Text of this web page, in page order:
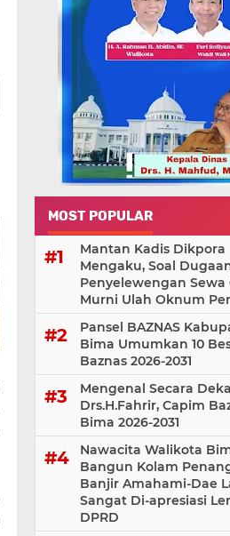
MOST POPULAR
Mantan Kadis Dikpora
Mengaku, Soal
Penyelewengan Sewa
Murni Ulah Oknum
Pansel BAZNAS
Bima Umumkan 10
Baznas 2026-2031
Mengenal Secara
Drs.H.Fahrir, Capim
Bima 2026-2031
Nawacita Walikota
Bangun Kolam
Banjir Amahami-Dae
Sangat Di-apresiasi
DPRD